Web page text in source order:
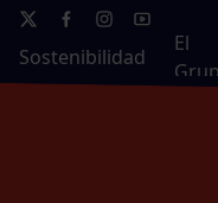
Sostenibilidad
El